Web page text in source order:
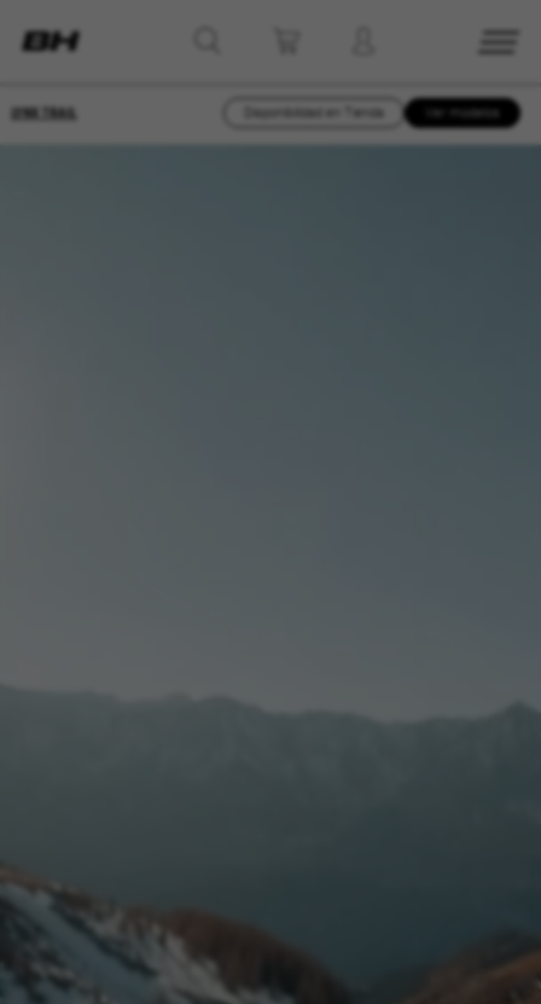
LYNX TRAIL Disponibilidad en Tienda Ver modelos